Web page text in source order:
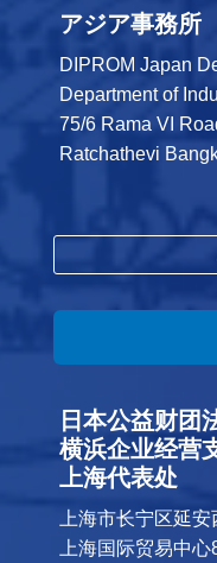
アジア事務所
DIPROM Japan
Department of
75/6 Rama VI
Ratchathevi
日本公益财团
横浜企业经营
上海代表处
上海市长宁区延
上海国际贸易中